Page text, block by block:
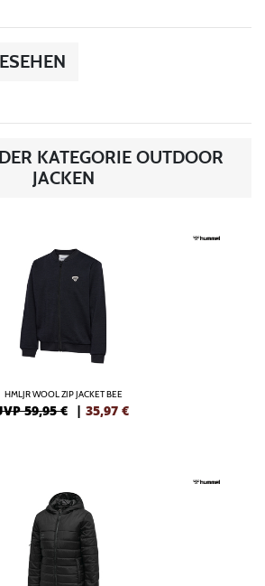
KATEGORIE OUTDOOR
JACKEN
HMLJR WOOL ZIP JACKET BEE
59,95 € | 35,97 €